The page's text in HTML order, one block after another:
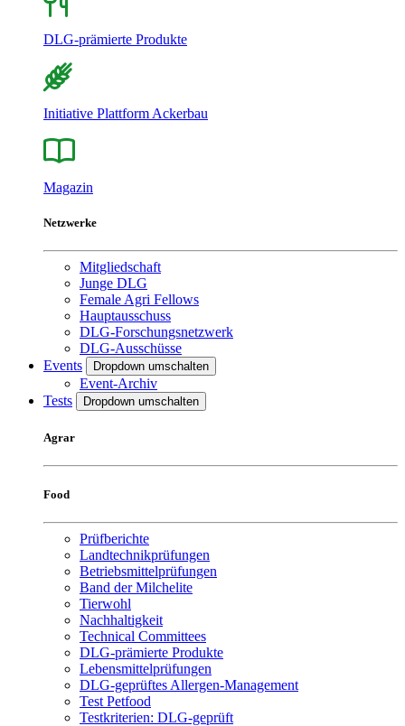
DLG-prämierte Produkte
Initiative Plattform Ackerbau
Magazin
Netzwerke
Mitgliedschaft
Junge DLG
Female Agri Fellows
Hauptausschuss
DLG-Forschungsnetzwerk
DLG-Ausschüsse
Events
Dropdown umschalten
Event-Archiv
Tests
Dropdown umschalten
Agrar
Food
Prüfberichte
Landtechnikprüfungen
Betriebsmittelprüfungen
Band der Milchelite
Tierwohl
Nachhaltigkeit
Technical Committees
DLG-prämierte Produkte
Lebensmittelprüfungen
DLG-geprüftes Allergen-Management
Test Petfood
Testkriterien: DLG-geprüft